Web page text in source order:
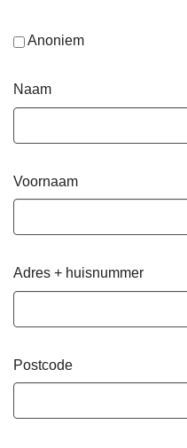
Anoniem
Naam
Voornaam
Adres + huisnummer
Postcode